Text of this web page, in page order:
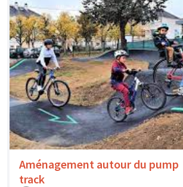
Aménagement autour du pump
track